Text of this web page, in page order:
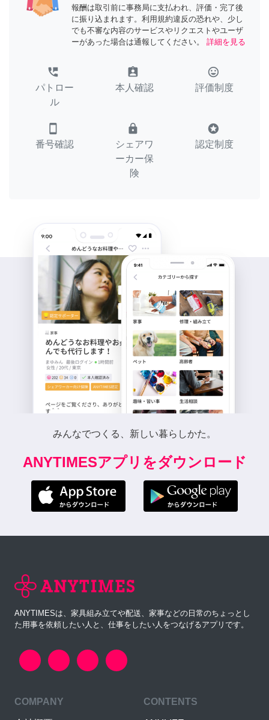
報酬は取引前に事務局に支払われ、評価・完了後
に振り込まれます。利用規約違反の恐れや、少し
でも不審な内容のサービスやリクエストやユーザ
ーがあった場合は通報してください。
詳細を見る
perm_phone_msg
パトロー
ル
assignment_ind
本人確認
tag_faces
評価制度
smartphone
番号確認
lock
シェアワ
ーカー保
険
stars
認定制度
みんなでつくる、新しい暮らしかた。
ANYTIMESアプリをダウンロード
ANYTIMESは、家具組み立てや配送、家事などの日常のちょっとし
た用事を依頼したい人と、仕事をしたい人をつなげるアプリです。
COMPANY CONTENTS